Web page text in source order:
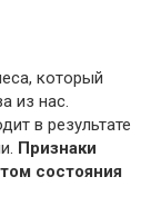
который
из нас.
в результате
Признаки
состояния